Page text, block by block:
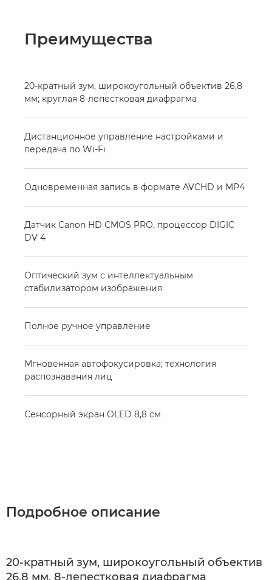
Преимущества
20-кратный зум, широкоугольный объектив 26,8
мм; круглая 8-лепестковая диафрагма
Дистанционное управление настройками и
передача по Wi-Fi
Одновременная запись в формате AVCHD и MP4
Датчик Canon HD CMOS PRO, процессор DIGIC
DV 4
Оптический зум с интеллектуальным
стабилизатором изображения
Полное ручное управление
Мгновенная автофокусировка; технология
распознавания лиц
Сенсорный экран OLED 8,8 см
Подробное описание
20-кратный зум, широкоугольный объектив
26,8 мм, 8-лепестковая диафрагма